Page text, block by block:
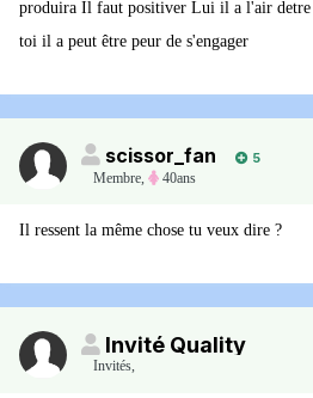
produira Il faut positiver Lui il a l'air detre
toi il a peut être peur de s'engager
scissor_fan
5
Membre, 40ans
Il ressent la même chose tu veux dire ?
Invité Quality
Invités,